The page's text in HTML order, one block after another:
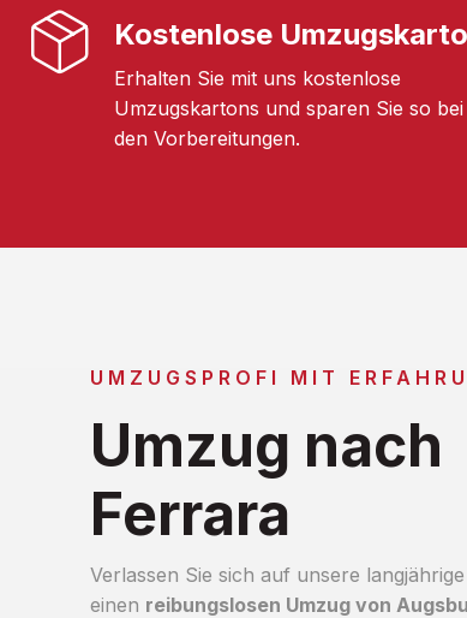
Kostenlose
Erhalten Sie mit uns kostenlose
Umzugskartons und sparen Sie so bei
den Vorbereitungen.
UMZUGSPROFI MIT
Umzug nach
Ferrara
Verlassen Sie sich auf unsere
einen reibungslosen Umzug von